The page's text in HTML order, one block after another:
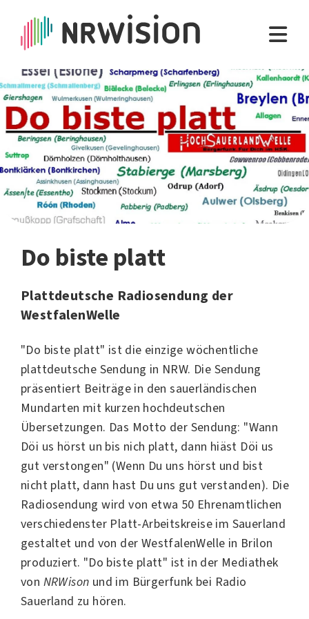
Do biste platt
Plattdeutsche Radiosendung der
WestfalenWelle
"Do biste platt" ist die einzige wöchentliche
plattdeutsche Sendung in NRW. Die Sendung
präsentiert Beiträge in den sauerländischen
Mundarten mit kurzen hochdeutschen
Übersetzungen. Das Motto der Sendung: "Wann
Döi us hörst un bis nich platt, dann hiäst Döi us
gut verstongen" (Wenn Du uns hörst und bist
nicht platt, dann hast Du uns gut verstanden). Die
Radiosendung wird von etwa 50 Ehrenamtlichen
verschiedenster Platt-Arbeitskreise im Sauerland
gestaltet und von der WestfalenWelle in Brilon
produziert. "Do biste platt" ist in der Mediathek
von NRWison und im Bürgerfunk bei Radio
Sauerland zu hören.